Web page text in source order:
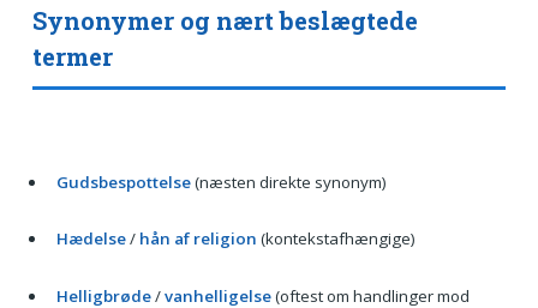
Synonymer og nært beslægtede
termer
Gudsbespottelse(næsten direkte synonym)
Hædelse/ hån af religion (kontekstafhængige)
Helligbrøde/vanhelligelse(oftest om handlinger mod